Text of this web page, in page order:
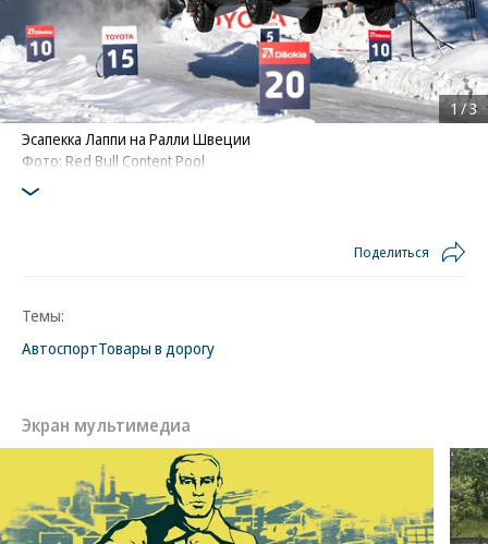
Эсапекка Лаппи на Ралли Швеции
Фото: Red Bull Content Pool
1/3
Поделиться
Темы:
АвтоспортТовары в дорогу
Экран мультимедиа